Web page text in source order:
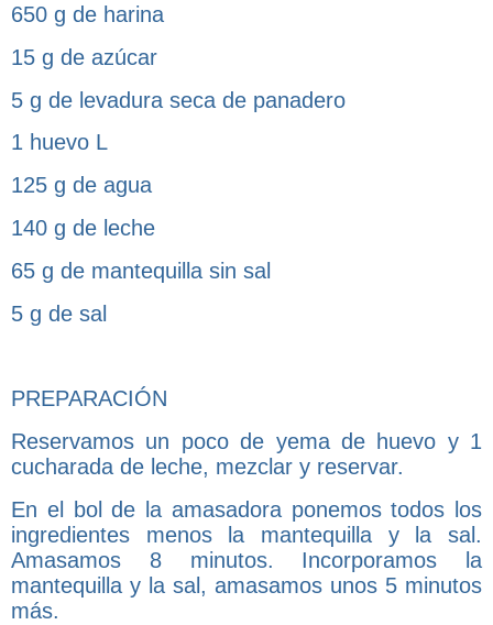
650 g de harina
15 g de azúcar
5 g de levadura seca de panadero
1 huevo L
125 g de agua
140 g de leche
65 g de mantequilla sin sal
5 g de sal
PREPARACIÓN
Reservamos un poco de yema de huevo y 1
cucharada de leche, mezclar y reservar.
En el bol de la amasadora ponemos todos los
ingredientes menos la mantequilla y la sal.
Amasamos 8 minutos. Incorporamos la
mantequilla y la sal, amasamos unos 5 minutos
más.